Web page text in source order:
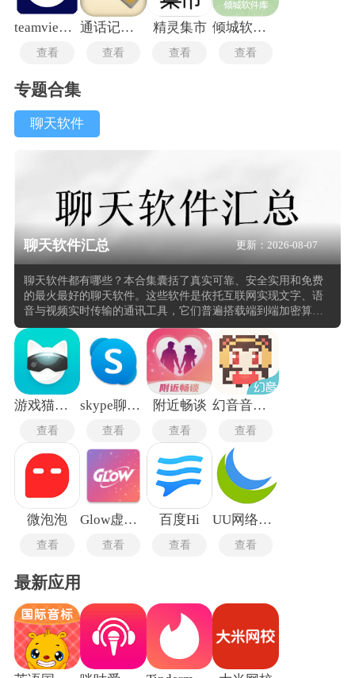
teamviewer安卓手机版
查看
通话记录生成器
查看
精灵集市
查看
倾城软件库最新版
查看
专题合集
聊天软件
聊天软件汇总 更新：2026-08-07
聊天软件都有哪些？本合集囊括了真实可靠、安全实用和免费
的最火最好的聊天软件。这些软件是依托互联网实现文字、语
音与视频实时传输的通讯工具，它们普遍搭载端到端加密算法
与多设备消息同步机制，用户发送的每一条信息均在毫秒级内
送达对方终端，同时自动同步至手机、电脑与平板的历史记录
中。通讯能力已从单一文本扩展至高清语音通话、多人视频会
议、屏幕共享与文件互传，单次传输的文档体积上限普遍达到
2GB以上。多数此类软件提供群组创建功能，支持从三人小群
到数万人的社区频道，群内可按话题划分子版块并分配不同的
管理权限。
游戏猫手游平台
查看
skype聊天软件
查看
附近畅谈
查看
幻音音乐广播剧
查看
微泡泡
查看
Glow虚拟AI聊天
查看
百度Hi
查看
UU网络电话
查看
最新应用